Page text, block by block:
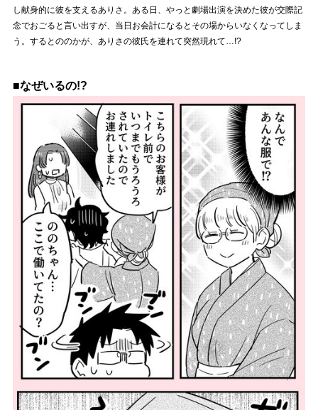
し献身的に彼を支えるありさ。ある日、やっと劇場出演を決めた彼が交際記
念でおごると言い出すが、当日お会計になるとその場からいなくなってしま
う。するとののかが、ありさの彼氏を連れて突然現れて…!?
■なぜいるの!?